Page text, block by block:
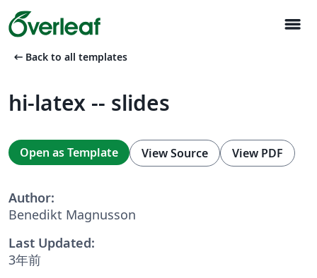
menu
arrow_left_alt Back to all templates
hi-latex -- slides
Open as Template View Source View PDF
Author:
Benedikt Magnusson
Last Updated:
3年前